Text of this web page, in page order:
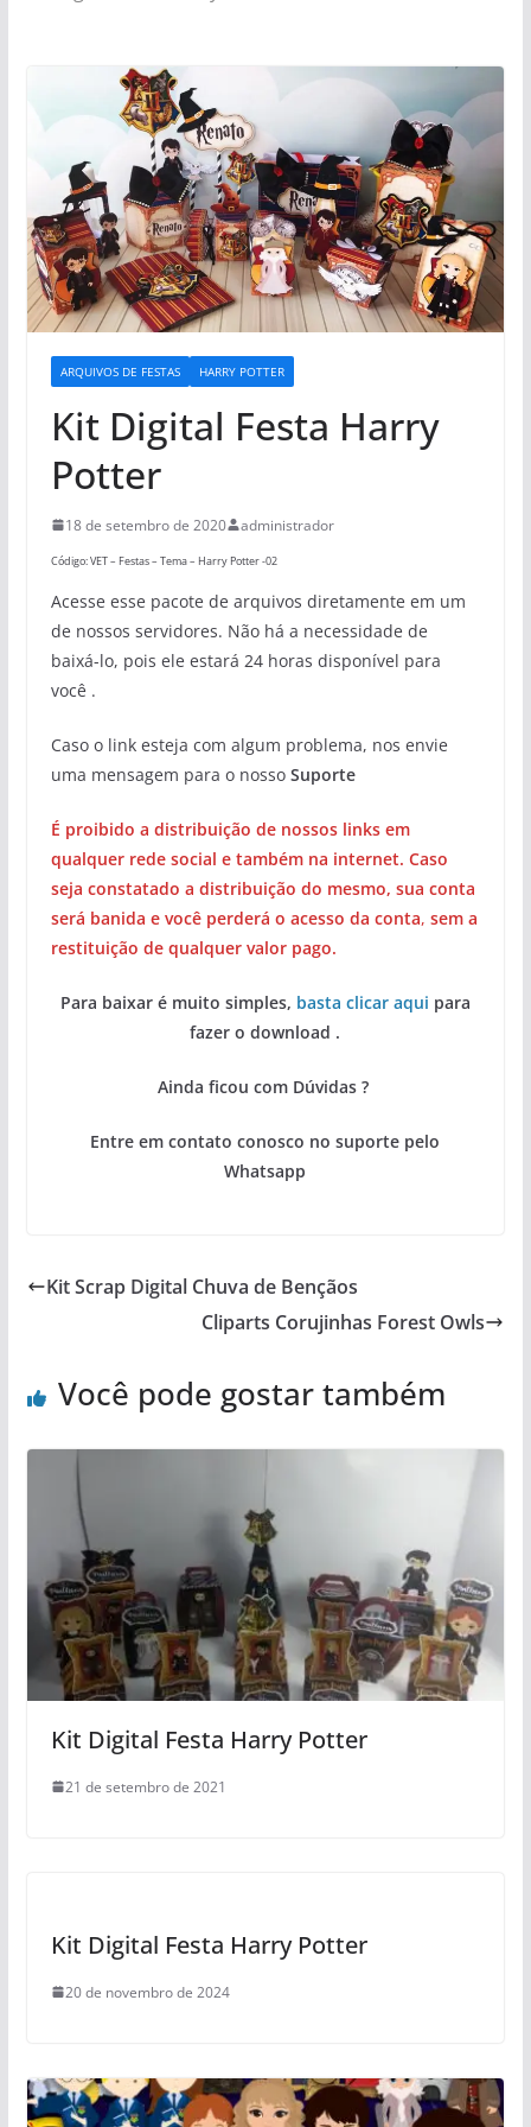
ARQUIVOS DE FESTAS HARRY POTTER
Kit Digital Festa Harry
Potter
18 de setembro de 2020 administrador
Código: VET – Festas – Tema – Harry Potter -02
Acesse esse pacote de arquivos diretamente em um
de nossos servidores. Não há a necessidade de
baixá-lo, pois ele estará 24 horas disponível para
você .
Caso o link esteja com algum problema, nos envie
uma mensagem para o nosso Suporte
É proibido a distribuição de nossos links em
qualquer rede social e também na internet. Caso
seja constatado a distribuição do mesmo, sua conta
será banida e você perderá o acesso da conta, sem a
restituição de qualquer valor pago.
Para baixar é muito simples, basta clicar aqui para
fazer o download .
Ainda ficou com Dúvidas ?
Entre em contato conosco no suporte pelo
Whatsapp
Kit Scrap Digital Chuva de Bençãos
Cliparts Corujinhas Forest Owls
Você pode gostar também
Kit Digital Festa Harry Potter
21 de setembro de 2021
Kit Digital Festa Harry Potter
20 de novembro de 2024